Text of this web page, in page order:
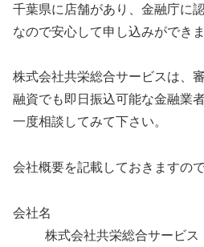
千葉県に店舗があり、金融庁に
なので安心して申し込みができま
株式会社共栄総合サービスは、
融資でも即日振込可能な金融業
一度相談してみて下さい。
会社概要を記載しておきますの
会社名
株式会社共栄総合サービス